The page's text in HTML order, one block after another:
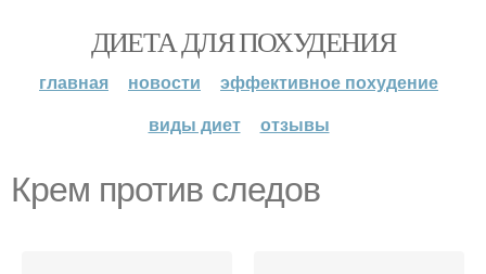
ДИЕТА ДЛЯ ПОХУДЕНИЯ
главная новости
эффективное похудение
виды диет
отзывы
Крем против следов